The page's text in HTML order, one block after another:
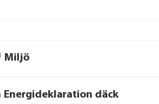
Miljö
Energideklaration däck